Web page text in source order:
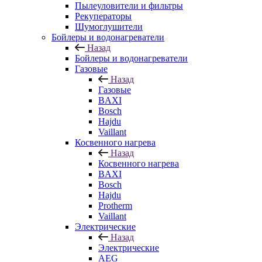
Пылеуловители и фильтры
Рекуператоры
Шумоглушители
Бойлеры и водонагреватели
Назад
Бойлеры и водонагреватели
Газовые
Назад
Газовые
BAXI
Bosch
Hajdu
Vaillant
Косвенного нагрева
Назад
Косвенного нагрева
BAXI
Bosch
Hajdu
Protherm
Vaillant
Электрические
Назад
Электрические
AEG